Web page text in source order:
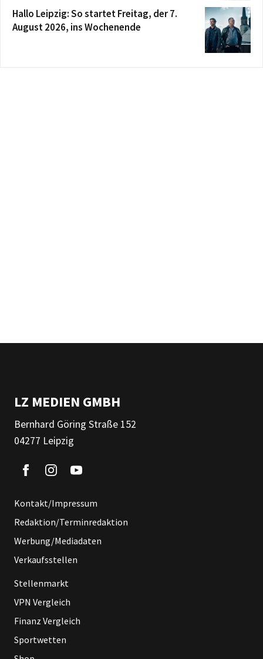
Hallo Leipzig: So startet Freitag, der 7.
August 2026, ins Wochenende
LZ MEDIEN GMBH
Bernhard Göring Straße 152
04277 Leipzig
Kontakt/Impressum
Redaktion/Terminredaktion
Werbung/Mediadaten
Verkaufsstellen
Stellenmarkt
VPN Vergleich
Finanz Vergleich
Sportwetten